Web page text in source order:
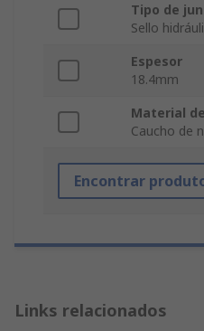
Tipo de
Sello
Espesor
18.4mm
Material
Caucho de
Encontrar
Links relacionados